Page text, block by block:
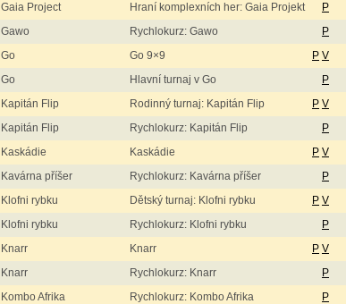
Gaia Project Hraní komplexních her: Gaia Projekt P
Gawo Rychlokurz: Gawo P
Go Go 9×9 P V
Go Hlavní turnaj v Go P
Kapitán Flip Rodinný turnaj: Kapitán Flip P V
Kapitán Flip Rychlokurz: Kapitán Flip P
Kaskádie Kaskádie P V
Kavárna příšer Rychlokurz: Kavárna příšer P
Klofni rybku Dětský turnaj: Klofni rybku P V
Klofni rybku Rychlokurz: Klofni rybku P
Knarr Knarr P V
Knarr Rychlokurz: Knarr P
Kombo Afrika Rychlokurz: Kombo Afrika P